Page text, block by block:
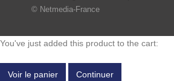
© Netmedia-France
You've just added this product to the cart:
Voir le panier Continuer